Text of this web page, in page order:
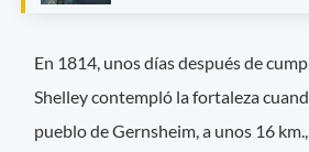
En 1814, unos días después de
Shelley contempló la fortaleza
pueblo de Gernsheim, a unos 16